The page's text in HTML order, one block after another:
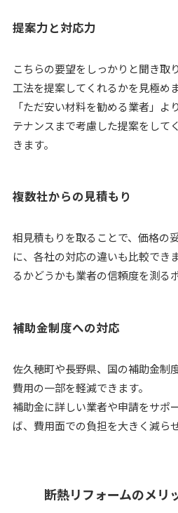
提案力と対応力
こちらの要望をしっかりと聞き取
工法を提案してくれるかを見極め
「ただ安い材料を勧める業者」
テナンスまで考慮した提案をして
きます。
複数社からの見積もり
相見積もりを取ることで、価格の
に、各社の対応の違いも比較でき
るかどうかも業者の信頼度を測る
補助金制度への対応
佐久穂町や長野県、国の補助金制
費用の一部を軽減できます。
補助金に詳しい業者や申請をサポ
ば、費用面での負担を大きく減ら
断熱リフォームのメリ